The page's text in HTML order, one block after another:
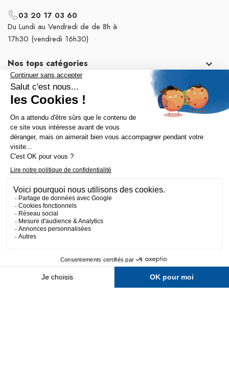
03 20 17 03 60
Du Lundi au Vendredi de de 8h à
17h30 (vendredi 16h30)
Nos tops catégories 
Notre société 
Fait avec 💛 par l’agence Wapiti
Politique de confidentialité